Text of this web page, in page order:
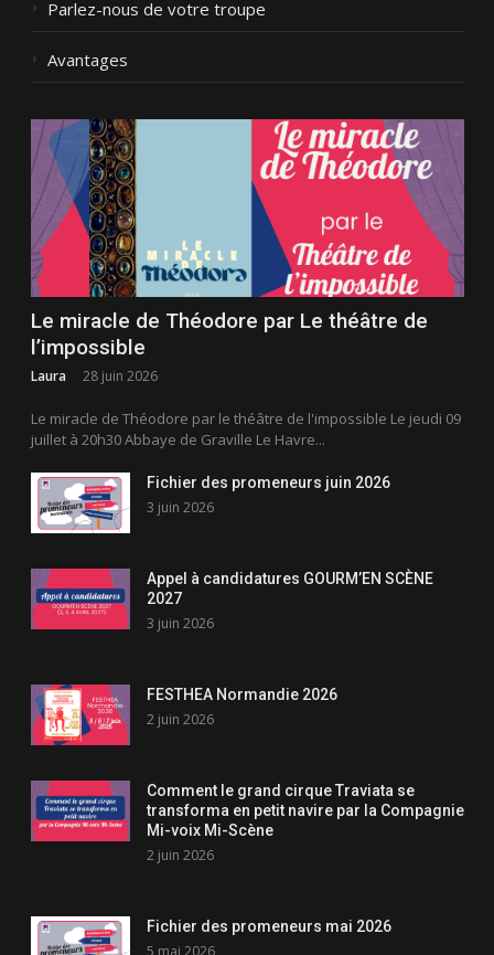
Parlez-nous de votre troupe
Avantages
Le miracle de Théodore par Le théâtre de
l’impossible
Laura 28 juin 2026
Le miracle de Théodore par le théâtre de l'impossible Le jeudi 09
juillet à 20h30 Abbaye de Graville Le Havre...
Fichier des promeneurs juin 2026
3 juin 2026
Appel à candidatures GOURM’EN SCÈNE
2027
3 juin 2026
FESTHEA Normandie 2026
2 juin 2026
Comment le grand cirque Traviata se
transforma en petit navire par la Compagnie
Mi-voix Mi-Scène
2 juin 2026
Fichier des promeneurs mai 2026
5 mai 2026